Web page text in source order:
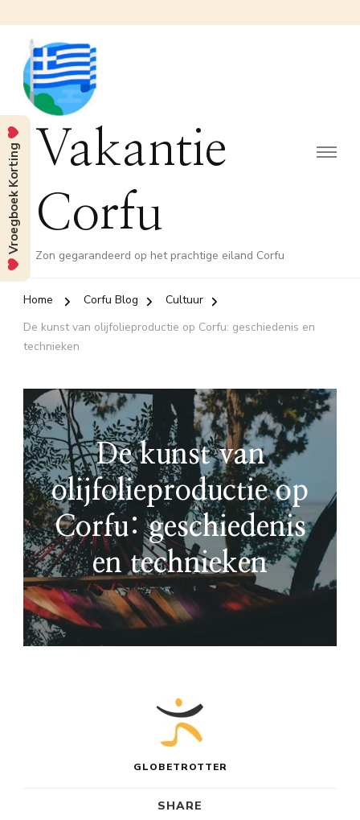
Vakantie
Corfu
Zon gegarandeerd op het prachtige eiland Corfu
Home Corfu Blog
Cultuur
De kunst van olijfolieproductie op Corfu: geschiedenis en
technieken
De kunst van
olijfolieproductie op
Corfu: geschiedenis
en technieken
GLOBETROTTER
SHARE
Vroegboek Korting